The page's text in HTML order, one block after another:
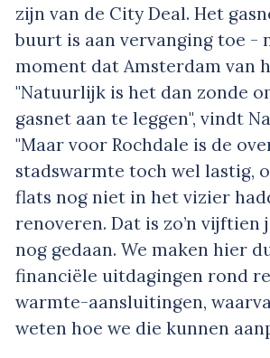
zijn van de City Deal. Het
buurt is aan vervanging toe -
moment dat Amsterdam van
"Natuurlijk is het dan zonde
gasnet aan te leggen", vindt
"Maar voor Rochdale is de
stadswarmte toch wel lastig,
flats nog niet in het vizier
renoveren. Dat is zo’n vijftien
nog gedaan. We maken hier
financiële uitdagingen rond
warmte-aansluitingen,
weten hoe we die kunnen